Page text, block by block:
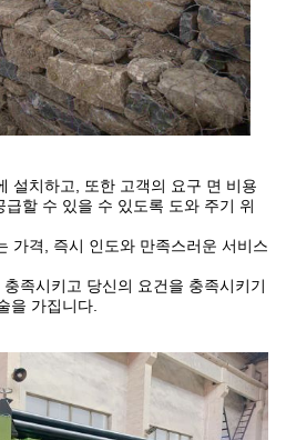
설치하고, 또한 고객의 요구 면 비용
할 수 있을 수 있도록 도와 주기 위
가격, 즉시 인도와 만족스러운 서비스
족시키고 당신의 요건을 충족시키기
을 가집니다.